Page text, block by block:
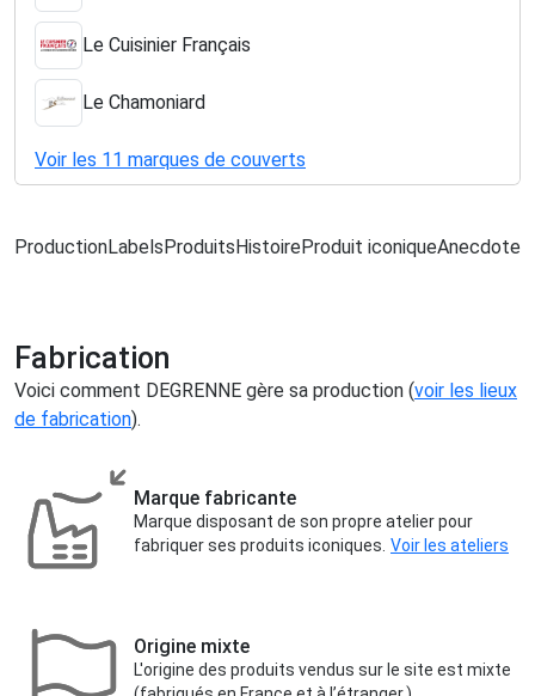
Le Cuisinier Français
Le Chamoniard
Voir les 11 marques de couverts
ProductionLabelsProduitsHistoireProduit iconiqueAnecdote
Fabrication
Voici comment DEGRENNE gère sa production (voir les lieux
de fabrication).
Marque fabricante
Marque disposant de son propre atelier pour
fabriquer ses produits iconiques. Voir les ateliers
Origine mixte
L'origine des produits vendus sur le site est mixte